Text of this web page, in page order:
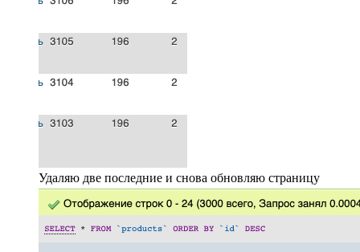
Удаляю две последние и снова обновляю страницу